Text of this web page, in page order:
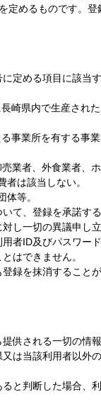
めるものです。
定める項目に該当す
崎県内で生産され
事業所を有する事業
業者、外食業者、
は該当しない。
等。
て、登録を承諾す
し一切の異議申し
者ID及びパスワー
はできません。
録を抹消すること
供される一切の情
は当該利用者以外
と判断した場合、